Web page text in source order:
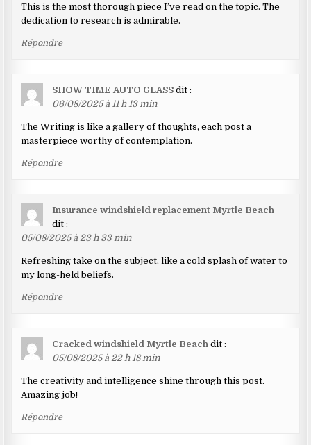
This is the most thorough piece I’ve read on the topic. The
dedication to research is admirable.
Répondre
SHOW TIME AUTO GLASS dit :
06/08/2025 à 11 h 13 min
The Writing is like a gallery of thoughts, each post a
masterpiece worthy of contemplation.
Répondre
Insurance windshield replacement Myrtle Beach
dit :
05/08/2025 à 23 h 33 min
Refreshing take on the subject, like a cold splash of water to
my long-held beliefs.
Répondre
Cracked windshield Myrtle Beach dit :
05/08/2025 à 22 h 18 min
The creativity and intelligence shine through this post.
Amazing job!
Répondre